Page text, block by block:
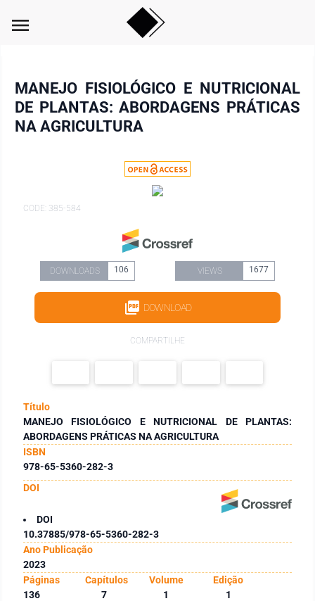
menu
MANEJO FISIOLÓGICO E NUTRICIONAL
DE PLANTAS: ABORDAGENS PRÁTICAS
NA AGRICULTURA
CODE: 385-584
DOWNLOADS 106 VIEWS 1677
DOWNLOAD
COMPARTILHE
Título
MANEJO FISIOLÓGICO E NUTRICIONAL DE PLANTAS:
ABORDAGENS PRÁTICAS NA AGRICULTURA
ISBN
978-65-5360-282-3
DOI
DOI
10.37885/978-65-5360-282-3
Ano Publicação
2023
Páginas
Capítulos Volume
Edição
136
7 1 1